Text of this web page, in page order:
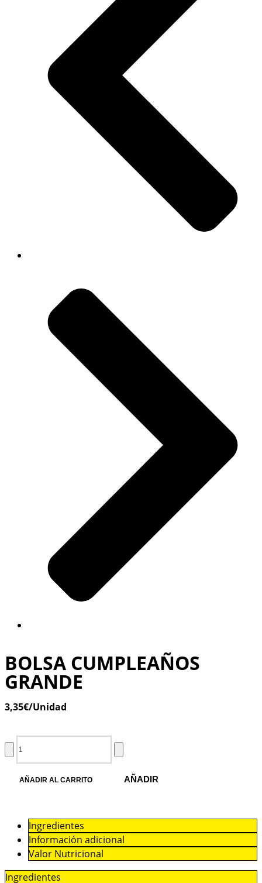
BOLSA CUMPLEAÑOS
GRANDE
3,35€/Unidad
AÑADIR AL CARRITO AÑADIR
Ingredientes
Información adicional
Valor Nutricional
Ingredientes